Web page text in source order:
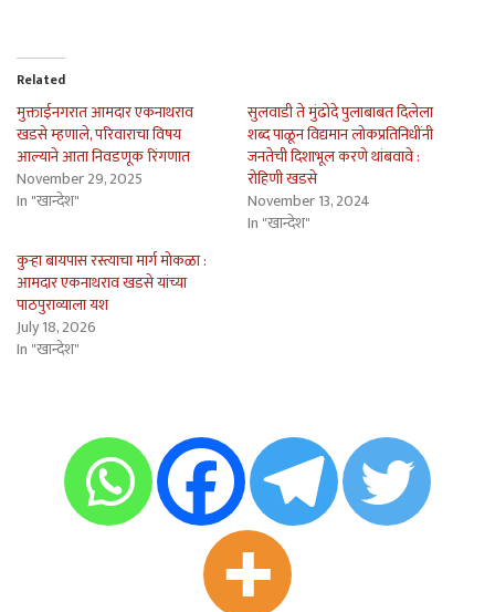
Related
मुक्ताईनगरात आमदार एकनाथराव
खडसे म्हणाले, परिवाराचा विषय
आल्याने आता निवडणूक रिंगणात
November 29, 2025
In "खान्देश"
सुलवाडी ते मुंढोदे पुलाबाबत दिलेला
शब्द पाळून विद्यमान लोकप्रतिनिधींनी
जनतेची दिशाभूल करणे थांबवावे :
रोहिणी खडसे
November 13, 2024
In "खान्देश"
कुर्‍हा बायपास रस्त्याचा मार्ग मोकळा :
आमदार एकनाथराव खडसे यांच्या
पाठपुराव्याला यश
July 18, 2026
In "खान्देश"